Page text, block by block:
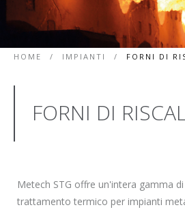
HOME / IMPIANTI / FORNI DI
FORNI DI
Metech STG offre un'intera gamma
trattamento termico per impianti